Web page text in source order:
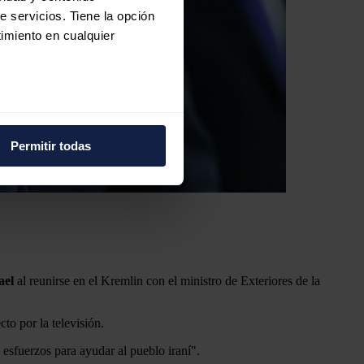
servicios. Tiene la opción
en cualquier
Permitir todas
al reunirse en el Kremlin con el ministro de Exteriores de la
por la televisión.
para ayudar al pueblo iraní".